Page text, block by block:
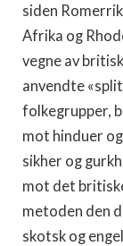
siden
Afrika og
vegne av
anvendte
folkegrupper,
mot hinduer
sikher og
mot det
metoden den
skotsk og